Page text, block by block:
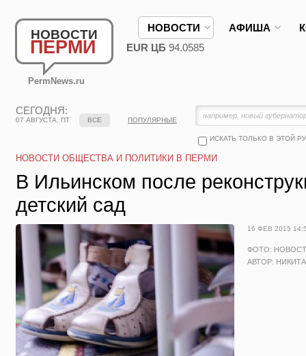
НОВОСТИ
ПЕРМИ
PermNews.ru
НОВОСТИ АФИША
EUR ЦБ 94.0585
СЕГОДНЯ:
07 АВГУСТА, ПТ
ИСКАТЬ ТОЛЬКО В ЭТОЙ
ВСЕ ПОПУЛЯРНЫЕ
НОВОСТИ ОБЩЕСТВА И ПОЛИТИКИ В ПЕРМИ
В Ильинском после
детский сад
16 ФЕВ 2015
ФОТО:
АВТОР: